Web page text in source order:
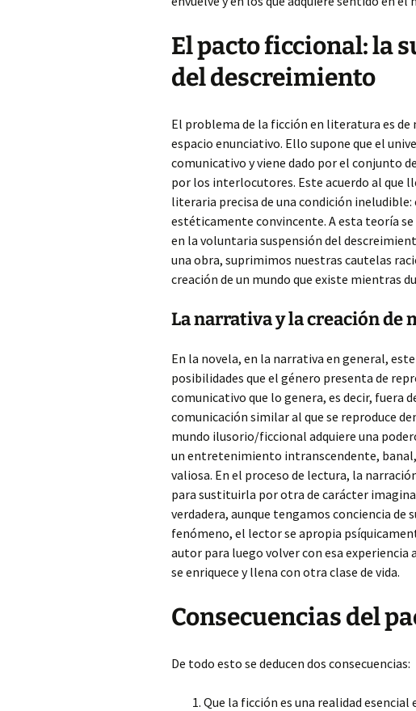
El pacto ficcional: la
del descreimiento
El problema de la ficción en literatura es de
espacio enunciativo. Ello supone que el
comunicativo y viene dado por el conjunto
por los interlocutores. Este acuerdo al que
literaria precisa de una condición
estéticamente convincente. A esta teoría
en la voluntaria suspensión del
una obra, suprimimos nuestras cautelas
creación de un mundo que existe mientras
La narrativa y la creación de
En la novela, en la narrativa en general,
posibilidades que el género presenta de
comunicativo que lo genera, es decir, fuera
comunicación similar al que se reproduce
mundo ilusorio/ficcional adquiere una
un entretenimiento intranscendente,
valiosa. En el proceso de lectura, la
para sustituirla por otra de carácter
verdadera, aunque tengamos conciencia de
fenómeno, el lector se apropia
autor para luego volver con esa experiencia
se enriquece y llena con otra clase de vida.
Consecuencias del
De todo esto se deducen dos consecuencias:
Que la ficción es una realidad esencial